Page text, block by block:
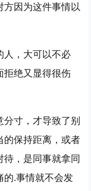
方因为这件事情以
人，大可以不必
拒绝又显得很伤
分寸，才导致了别
的保持距离，或者
待，是同事就拿同
的.事情就不会发